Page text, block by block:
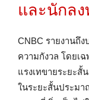
และนักล
CNBC รายงานถึ
ความกังวล โดยเ
แรงเทขายระยะสั้
ในระยะสั้นประมา